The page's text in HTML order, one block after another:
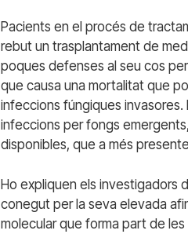
Pacients en el procés de
rebut un trasplantament de
poques defenses al seu cos
que causa una mortalitat que
infeccions fúngiques invasores.
infeccions per fongs
disponibles, que a més
Ho expliquen els investigadors
conegut per la seva elevada
molecular que forma part de